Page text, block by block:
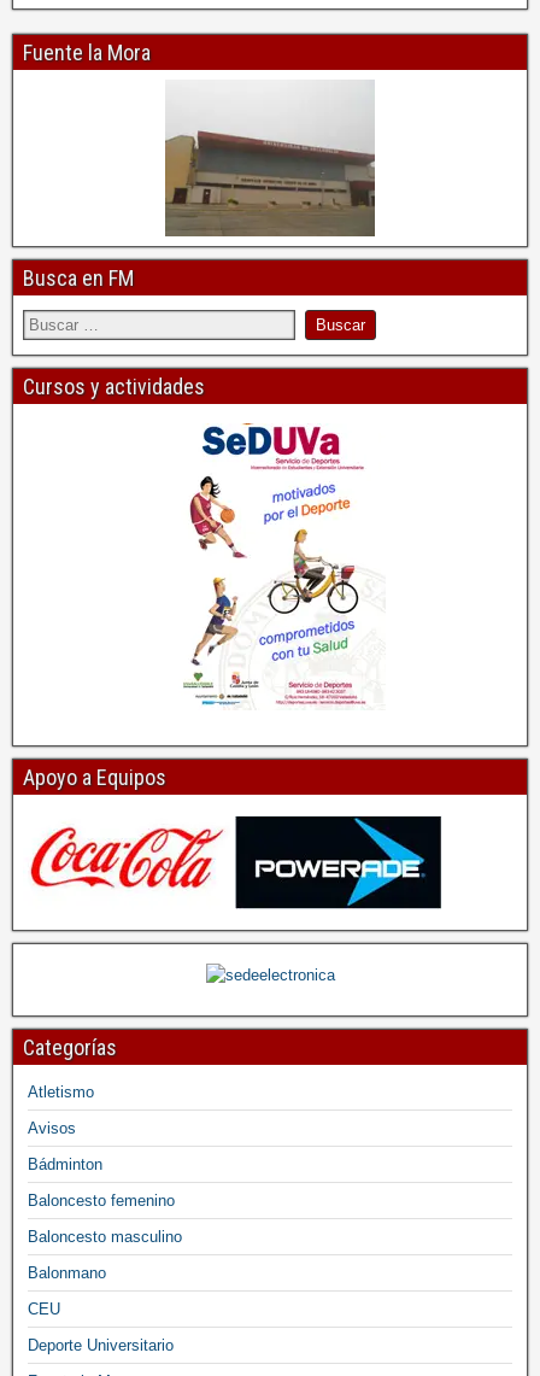
Fuente la Mora
Busca en FM
Cursos y actividades
Apoyo a Equipos
Categorías
Atletismo
Avisos
Bádminton
Baloncesto femenino
Baloncesto masculino
Balonmano
CEU
Deporte Universitario